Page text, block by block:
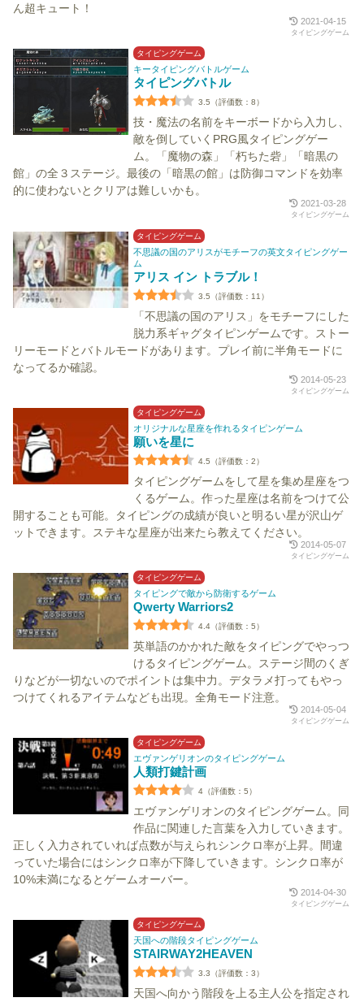
ん超キュート！
2021-04-15
タイピングゲーム
タイピングゲーム
キータイピングバトルゲーム
タイピングバトル
3.5（評価数：8）
技・魔法の名前をキーボードから入力し、
敵を倒していくPRG風タイピングゲー
ム。「魔物の森」「朽ちた砦」「暗黒の
館」の全３ステージ。最後の「暗黒の館」は防御コマンドを効率
的に使わないとクリアは難しいかも。
2021-03-28
タイピングゲーム
タイピングゲーム
不思議の国のアリスがモチーフの英文タイピングゲー
ム
アリス イン トラブル！
3.5（評価数：11）
「不思議の国のアリス」をモチーフにした
脱力系ギャグタイピンゲームです。ストー
リーモードとバトルモードがあります。プレイ前に半角モードに
なってるか確認。
2014-05-23
タイピングゲーム
タイピングゲーム
オリジナルな星座を作れるタイピンゲーム
願いを星に
4.5（評価数：2）
タイピングゲームをして星を集め星座をつ
くるゲーム。作った星座は名前をつけて公
開することも可能。タイピングの成績が良いと明るい星が沢山ゲ
ットできます。ステキな星座が出来たら教えてください。
2014-05-07
タイピングゲーム
タイピングゲーム
タイピングで敵から防衛するゲーム
Qwerty Warriors2
4.4（評価数：5）
英単語のかかれた敵をタイピングでやっつ
けるタイピングゲーム。ステージ間のくぎ
りなどが一切ないのでポイントは集中力。デタラメ打ってもやっ
つけてくれるアイテムなども出現。全角モード注意。
2014-05-04
タイピングゲーム
タイピングゲーム
エヴァンゲリオンのタイピングゲーム
人類打鍵計画
4（評価数：5）
エヴァンゲリオンのタイピングゲーム。同
作品に関連した言葉を入力していきます。
正しく入力されていれば点数が与えられシンクロ率が上昇。間違
っていた場合にはシンクロ率が下降していきます。シンクロ率が
10%未満になるとゲームオーバー。
2014-04-30
タイピングゲーム
タイピングゲーム
天国への階段タイピングゲーム
STAIRWAY2HEAVEN
3.3（評価数：3）
天国へ向かう階段を上る主人公を指定され